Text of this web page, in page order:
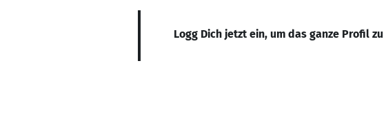
Logg Dich jetzt ein, um das ganze Profil zu